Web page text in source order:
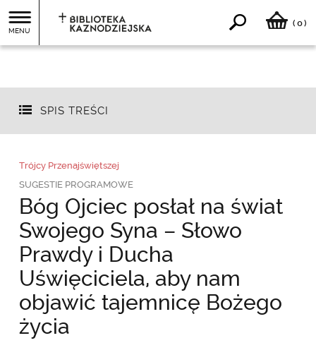
MENU
( 0)
SPIS TREŚCI
Trójcy Przenajświętszej
SUGESTIE PROGRAMOWE
Bóg Ojciec posłał na świat
Swojego Syna – Słowo
Prawdy i Ducha
Uświęciciela, aby nam
objawić tajemnicę Bożego
życia